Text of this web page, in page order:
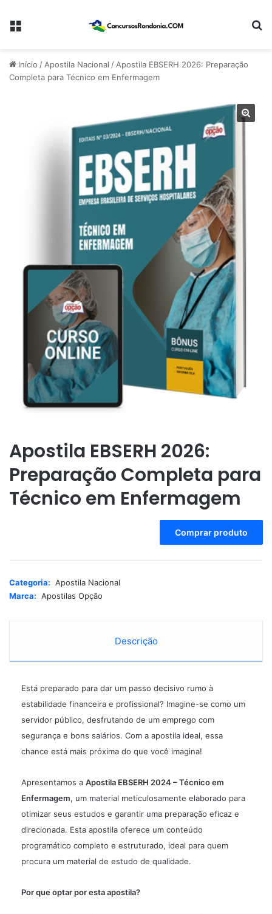
Menu
Início /Apostila Nacional /Apostila EBSERH 2026: Preparação
Completa para Técnico em Enfermagem
Apostila EBSERH 2026:
Preparação Completa para
Técnico em Enfermagem
Comprar produto
r
Categoria: Apostila Nacional
Marca: Apostilas Opção
Descrição
Está preparado para dar um passo decisivo rumo à
estabilidade financeira e profissional? Imagine-se como um
servidor público, desfrutando de um emprego com
segurança e bons salários. Com a apostila ideal, essa
chance está mais próxima do que você imagina!
Apresentamos a Apostila EBSERH 2024 –Técnico em
Enfermagem, um material meticulosamente elaborado para
otimizar seus estudos e garantir uma preparação eficaz e
direcionada. Esta apostila oferece um conteúdo
programático completo e estruturado, ideal para quem
procura um material de estudo de qualidade.
Por que optar por esta apostila?